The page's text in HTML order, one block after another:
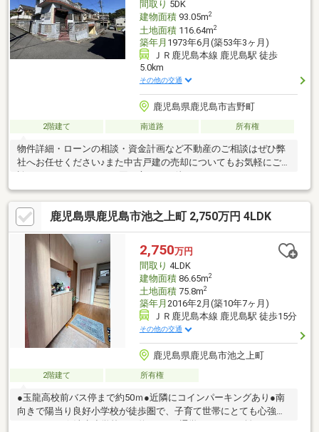
間取り 5DK
建物面積93.05m2
土地面積116.64m2
築年月 1973年6月(築53年3ヶ月)
ＪＲ鹿児島本線 鹿児島駅 徒歩
5.0km
その他の交通
鹿児島県鹿児島市吉野町
2階建て 南道路 所有権
物件詳細・ローンの相談・資金計画など不動産のご相談はぜひ弊
社へお任せください♪また中古戸建の売却についてもお気軽にご相
鹿児島県鹿児島市池之上町 2,750万円 4LDK
2,750万円
間取り 4LDK
建物面積86.65m2
土地面積75.8m2
築年月 2016年2月(築10年7ヶ月)
ＪＲ鹿児島本線 鹿児島駅 徒歩15分
その他の交通
鹿児島県鹿児島市池之上町
2階建て 所有権
●玉龍高校前バス停まで約50ｍ●近隣にコインパーキングあり●南
向きで陽当り良好小学校が徒歩圏で、子育て世帯にとても心強い